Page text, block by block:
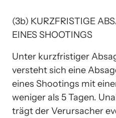
(3b) KURZFRISTIGE
EINES SHOOTINGS
Unter kurzfristiger
versteht sich eine
eines Shootings mit
weniger als 5 Tagen.
trägt der Verursacher